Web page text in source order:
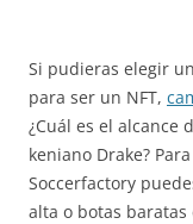
Si pudieras elegir
para ser un NFT,
¿Cuál es el alcance
keniano Drake?
Soccerfactory
alta o botas